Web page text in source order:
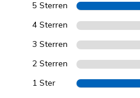
5 Sterren
4 Sterren
3 Sterren
2 Sterren
1 Ster